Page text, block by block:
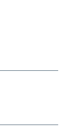
und
bis
während die